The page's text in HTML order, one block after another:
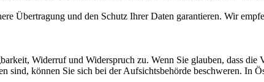
Übertragung und den Schutz Ihrer Daten garantieren. Wir
Widerruf und Widerspruch zu. Wenn Sie glauben, dass die
sind, können Sie sich bei der Aufsichtsbehörde beschweren. In